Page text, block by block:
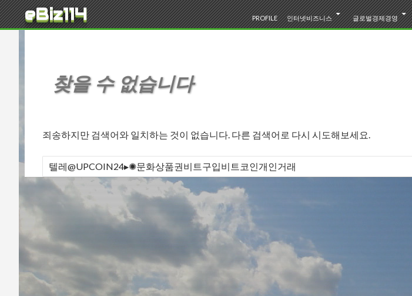
eBiz114
검색
콘텐츠로 바로가기
PROFILE
인터넷비즈니스 글로벌경제경영
찾을 수 없습니다
죄송하지만 검색어와 일치하는 것이 없습니다. 다른 검색어로 다시 시도해보세요.
다음 검색: